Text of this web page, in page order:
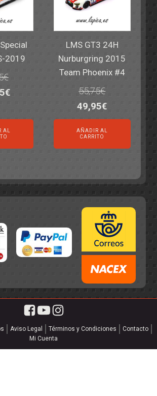
2019
€
€El
actual
AL
LMS GT3 24H
Nurburgring 2015
Team Phoenix #4
55,75€
El
precio
original
era:
49,95€El
precio
actual
es:
AÑADIR AL
CARRITO
Aviso Legal Términos y Condiciones
Contacto
Mi Cuenta